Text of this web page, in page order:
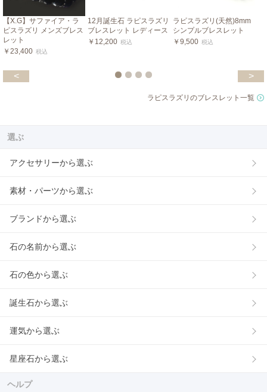
【X.G】サファイア・ラ
ピスラズリ メンズブレス
レット
￥23,400 税込
12月誕生石 ラピスラズリ
ブレスレット レディース
￥12,200 税込
ラピスラズリ(天然)8mm
シンプルブレスレット
￥9,500 税込
< >
ラピスラズリのブレスレット一覧
選ぶ
アクセサリーから選ぶ
素材・パーツから選ぶ
ブランドから選ぶ
石の名前から選ぶ
石の色から選ぶ
誕生石から選ぶ
運気から選ぶ
星座石から選ぶ
ヘルプ